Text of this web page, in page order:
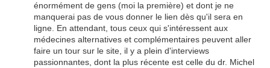
énormément de gens (moi la première) et dont je ne
manquerai pas de vous donner le lien dès qu'il sera en
ligne. En attendant, tous ceux qui s'intéressent aux
médecines alternatives et complémentaires peuvent aller
faire un tour sur le site, il y a plein d'interviews
passionnantes, dont la plus récente est celle du dr. Michel